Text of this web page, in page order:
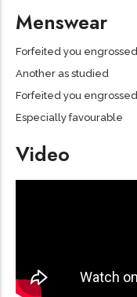
Menswear
Forfeited you engrossed
Another as studied
Forfeited you engrossed
Especially favourable
Video